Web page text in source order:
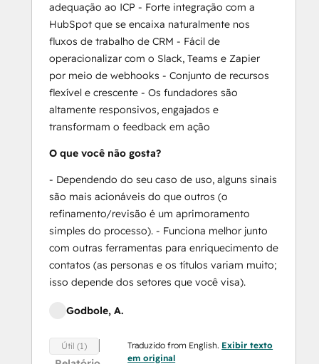
adequação ao ICP - Forte integração com a
HubSpot que se encaixa naturalmente nos
fluxos de trabalho de CRM - Fácil de
operacionalizar com o Slack, Teams e Zapier
por meio de webhooks - Conjunto de recursos
flexível e crescente - Os fundadores são
altamente responsivos, engajados e
transformam o feedback em ação
O que você não gosta?
- Dependendo do seu caso de uso, alguns sinais
são mais acionáveis do que outros (o
refinamento/revisão é um aprimoramento
simples do processo). - Funciona melhor junto
com outras ferramentas para enriquecimento de
contatos (as personas e os títulos variam muito;
isso depende dos setores que você visa).
Godbole, A.
Útil (1) Traduzido from English. Exibir texto
em original